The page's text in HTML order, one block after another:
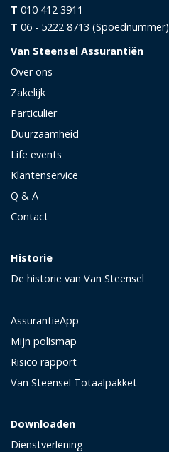
T 010 412 3911
T 06 - 5222 8713 (Spoednummer)
Van Steensel Assurantiën
Over ons
Zakelijk
Particulier
Duurzaamheid
Life events
Klantenservice
Q & A
Contact
Historie
De historie van Van Steensel
AssurantieApp
Mijn polismap
Risico rapport
Van Steensel Totaalpakket
Downloaden
Dienstverlening